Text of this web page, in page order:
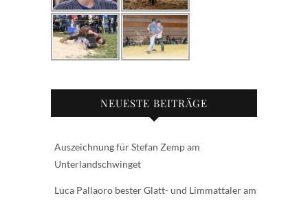
NEUESTE BEITRÄGE
Auszeichnung für Stefan Zemp am
Unterlandschwinget
Luca Pallaoro bester Glatt- und Limmattaler am